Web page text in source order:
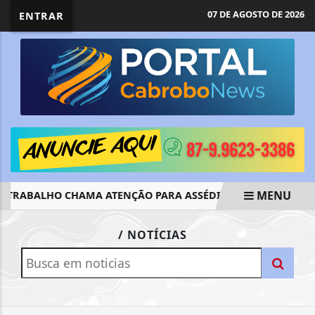
ENTRAR 07 DE AGOSTO DE 2026
CHAMA ATENÇÃO PARA ASSÉDIO ELEITORAL
MENU
/ NOTÍCIAS